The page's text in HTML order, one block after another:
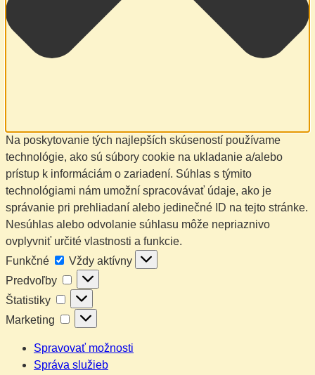
Na poskytovanie tých najlepších skúseností používame
technológie, ako sú súbory cookie na ukladanie a/alebo
prístup k informáciám o zariadení. Súhlas s týmito
technológiami nám umožní spracovávať údaje, ako je
správanie pri prehliadaní alebo jedinečné ID na tejto stránke.
Nesúhlas alebo odvolanie súhlasu môže nepriaznivo
ovplyvniť určité vlastnosti a funkcie.
Funkčné
Funkčné
Vždy aktívny
Predvoľby
Predvoľby
Štatistiky
Štatistiky
Marketing
Marketing
Spravovať možnosti
Správa služieb